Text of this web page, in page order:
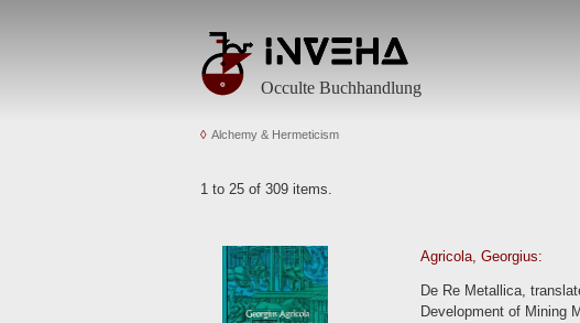
Occulte Buchhandlung
Alchemy & Hermeticism
1 to 25 of 309 items.
Agricola, Georgius:
De Re Metallica,
Development of Mining